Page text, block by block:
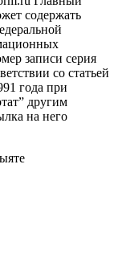
содержать
записи серия
со статьей
года при
другим
на него